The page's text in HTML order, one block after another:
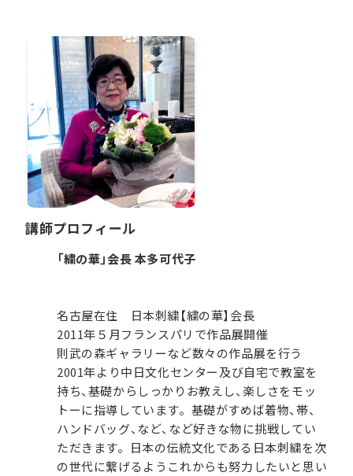
講師プロフィール
「繍の華」会長 本多可代子
名古屋在住 日本刺繍【繍の華】会長
2011年５月フランスパリで作品展開催
則武の森ギャラリーなど数々の作品展を行う
2001年より中日文化センター及び自宅で教室を
持ち、基礎からしっかりお教えし、楽しさをモッ
トーに指導しています。基礎がすめば着物、帯、
ハンドバッグ、など、など好きな物に挑戦してい
ただきます。日本の伝統文化である日本刺繍を次
の世代に繋げるようこれからも努力したいと思い